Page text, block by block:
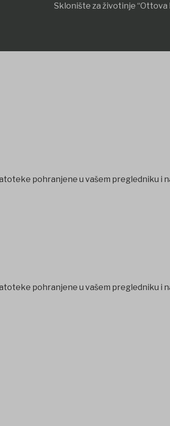
Sklonište za životinje “Ottova
pohranjene u vašem pregledniku i
pohranjene u vašem pregledniku i